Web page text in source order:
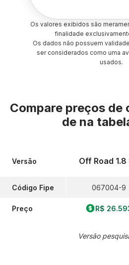
Os valores exibidos são
finalidade
Os dados não possuem
ser considerados como uma
usados.
Compare preços de
de na
Versão
Código Fipe
Preço
Off Road 1.8
067004-9
R$
Versão